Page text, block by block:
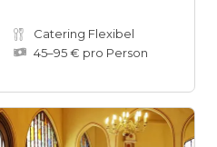
Catering Flexibel
45–95 € pro Person